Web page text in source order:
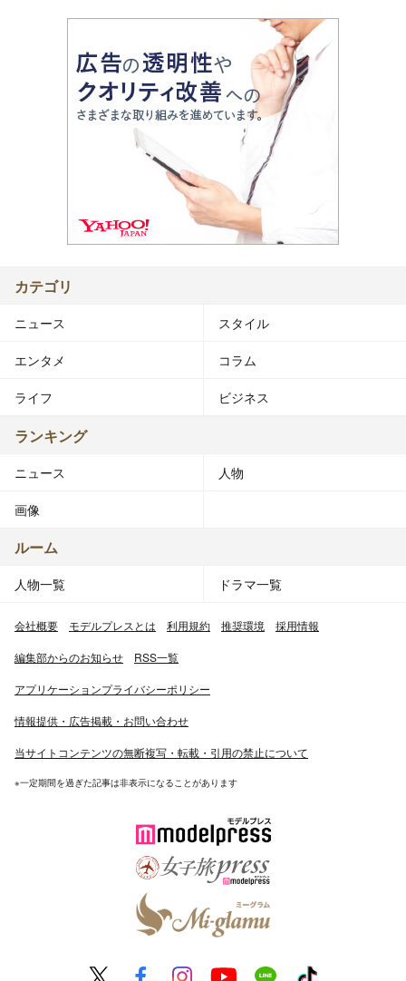
カテゴリ
ニュース スタイル
エンタメ コラム
ライフ ビジネス
ランキング
ニュース 人物
画像
ルーム
人物一覧 ドラマ一覧
会社概要 モデルプレスとは 利用規約 推奨環境 採用情報
編集部からのお知らせ RSS一覧
アプリケーションプライバシーポリシー
情報提供・広告掲載・お問い合わせ
当サイトコンテンツの無断複写・転載・引用の禁止について
※一定期間を過ぎた記事は非表示になることがあります